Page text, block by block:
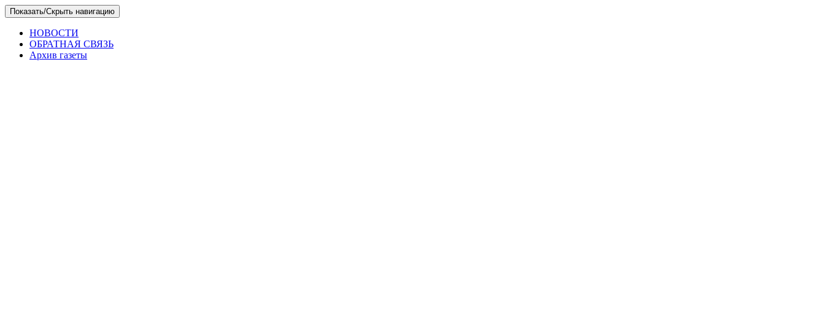
Skip
to
content
Показать/Скрыть навигацию
НОВОСТИ
ОБРАТНАЯ СВЯЗЬ
Архив газеты